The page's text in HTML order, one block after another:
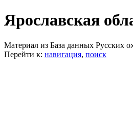
Ярославская
Материал из База данных Русских
Перейти к: навигация, поиск